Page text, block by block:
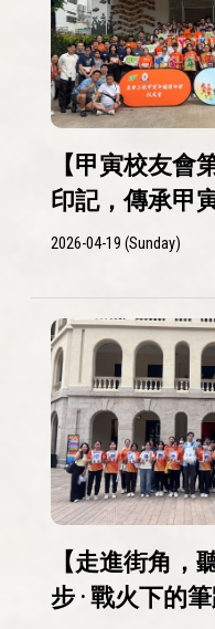
【甲寅校友會
印記，傳承甲寅
2026-04-19 (Sunday)
【走進街角，
步 · 戰火下的筆